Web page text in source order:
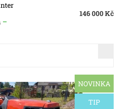
–
146 000 Kč
NOVINKA
TIP
motor vodou chlazený
16 rychlostí, reverz, servo, pohon
hřídel 4 rychlosti plus...